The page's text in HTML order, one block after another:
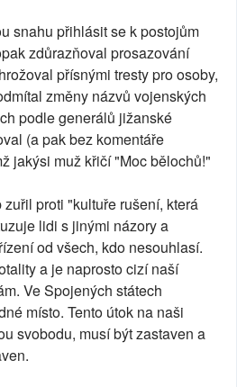
snahu přihlásit se k postojům
zdůrazňoval prosazování
přísnými tresty pro osoby,
změny názvů vojenských
podle generálů jižanské
(a pak bez komentáře
jakýsi muž křičí "Moc bělochů!"
proti "kultuře rušení, která
lidi s jinými názory a
od všech, kdo nesouhlasí.
a je naprosto cizí naší
Ve Spojených státech
místo. Tento útok na naši
svobodu, musí být zastaven a